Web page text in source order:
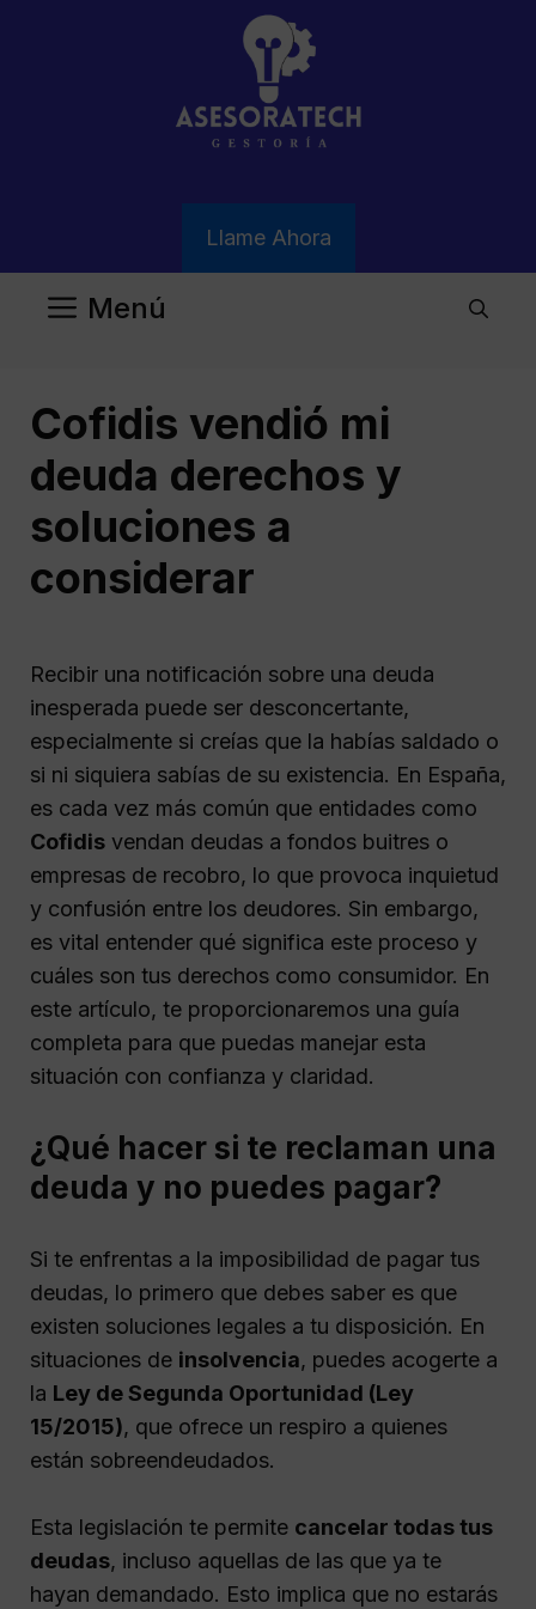
Llame Ahora
Menú
Cofidis vendió mi
deuda derechos y
soluciones a
considerar
Recibir una notificación sobre una deuda
inesperada puede ser desconcertante,
especialmente si creías que la habías saldado o
si ni siquiera sabías de su existencia. En España,
es cada vez más común que entidades como
Cofidis vendan deudas a fondos buitres o
empresas de recobro, lo que provoca inquietud
y confusión entre los deudores. Sin embargo,
es vital entender qué significa este proceso y
cuáles son tus derechos como consumidor. En
este artículo, te proporcionaremos una guía
completa para que puedas manejar esta
situación con confianza y claridad.
¿Qué hacer si te reclaman una
deuda y no puedes pagar?
Si te enfrentas a la imposibilidad de pagar tus
deudas, lo primero que debes saber es que
existen soluciones legales a tu disposición. En
situaciones de insolvencia, puedes acogerte a
la Ley de Segunda Oportunidad (Ley
15/2015), que ofrece un respiro a quienes
están sobreendeudados.
Esta legislación te permite cancelar todas tus
deudas, incluso aquellas de las que ya te
hayan demandado. Esto implica que no estarás